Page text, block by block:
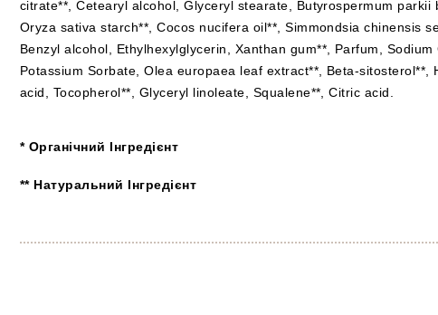
citrate**, Cetearyl alcohol, Glyceryl stearate, Butyrospermum parkii
Oryza sativa starch**, Cocos nucifera oil**, Simmondsia chinensis
Benzyl alcohol, Ethylhexylglycerin, Xanthan gum**, Parfum, Sodium
Potassium Sorbate, Olea europaea leaf extract**, Beta-sitosterol**,
acid, Tocopherol**, Glyceryl linoleate, Squalene**, Citric acid.
* Органічний Інгредієнт
** Натуральний Інгредієнт